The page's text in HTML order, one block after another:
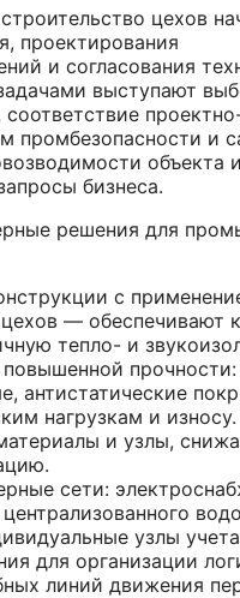
цехов
проектирования
и согласования
выступают
промбезопасности и
объекта
бизнеса.
решения для
с
— обеспечивают
тепло- и
прочности:
антистатические
нагрузкам и износу.
и узлы,
сети:
узлы
для организации
линий движения